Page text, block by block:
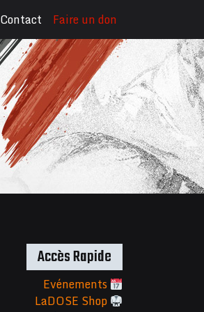
Contact Faire un don
Accès Rapide
Evénements
LaDOSE Shop